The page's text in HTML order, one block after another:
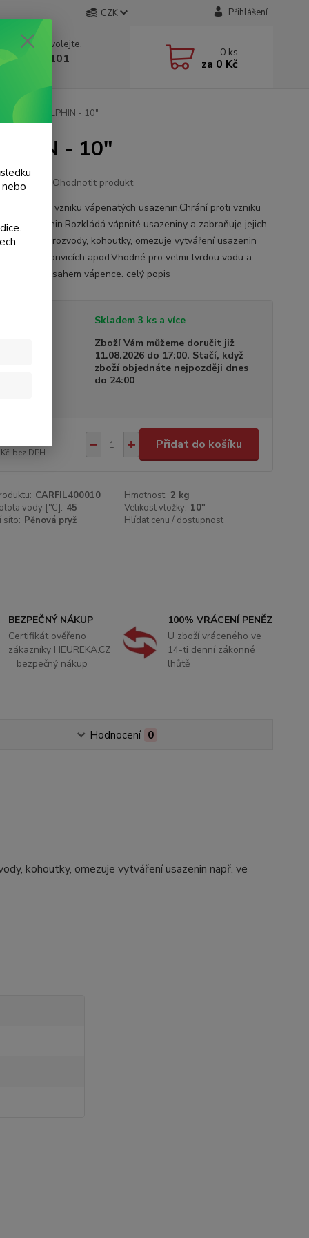
CZK Přihlášení
rady? Zavolejte.
986 101
8-20 hod.)
0 ks
za 0 Kč
Filtry DOLPHIN - 10"
- 10"
Ohodnotit produkt
chrání proti vzniku vápenatých usazenin.Chrání proti vzniku
usazenin.Rozkládá vápnité usazeniny a zabraňuje jejich
chrání rozvody, kohoutky, omezuje vytváření usazenin
varných konvicích apod.Vhodné pro velmi tvrdou vodu a
vysokým obsahem vápence. celý popis
Skladem 3 ks a více
Zboží Vám můžeme doručit již
11.08.2026 do 17:00. Stačí, když
zboží objednáte nejpozději dnes
do 24:00
bez DPH
Přidat do košíku
CARFIL400010 Hmotnost: 2 kg
vody [°C]: 45 Velikost vložky: 10"
síto: Pěnová pryž Hlídat cenu / dostupnost
BEZPEČNÝ NÁKUP
Certifikát ověřeno
zákazníky HEUREKA.CZ
= bezpečný nákup
100% VRÁCENÍ PENĚZ
U zboží vráceného ve
14-ti denní zákonné
lhůtě
Hodnocení 0
kohoutky, omezuje vytváření usazenin např. ve